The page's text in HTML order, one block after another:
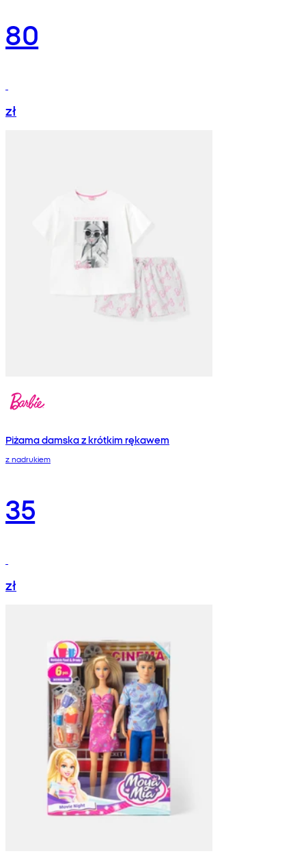
80
zł
Piżama damska z krótkim rękawem
z nadrukiem
35
zł